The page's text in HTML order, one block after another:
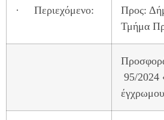
· Περιεχόμενο:
Προς:
Τμήμα
95/2024